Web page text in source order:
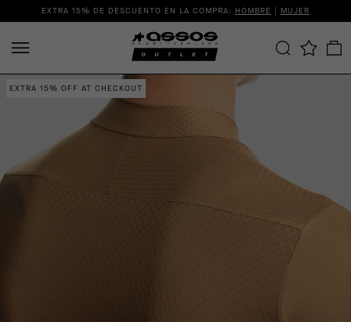
EXTRA 15% DE DESCUENTO EN LA COMPRA: HOMBRE | MUJER
EXTRA 15% OFF AT CHECKOUT